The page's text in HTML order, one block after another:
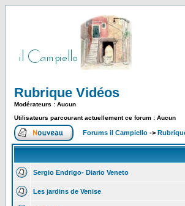
Rubrique Vidéos
Modérateurs : Aucun
Utilisateurs parcourant actuellement ce forum : Aucun
Forums il Campiello ->
Sergio Endrigo- Diario Veneto
Les jardins de Venise